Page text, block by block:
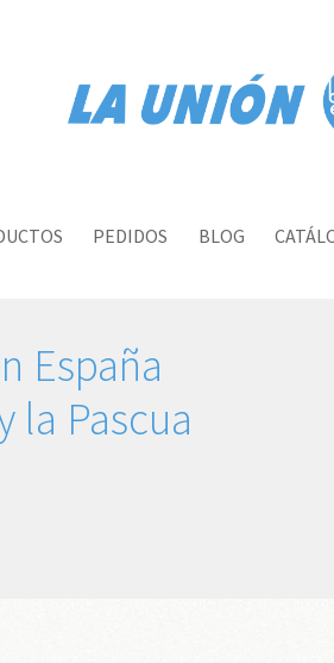
PEDIDOS BLOG
España
la Pascua